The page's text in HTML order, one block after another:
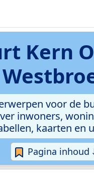
Kern
voor de
inwoners,
kaarten en
Pagina inhoud